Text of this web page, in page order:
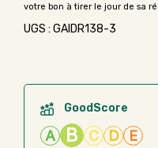
UGS : GAIDR138-3
GoodScore
A B C D E